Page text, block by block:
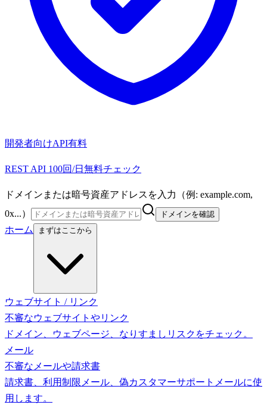
開発者向けAPI有料
REST API 100回/日無料チェック
ドメインまたは暗号資産アドレスを入力（例: example.com,
0x...）
ドメインを確認
ホーム まずはここから
ウェブサイト / リンク
不審なウェブサイトやリンク
ドメイン、ウェブページ、なりすましリスクをチェック。
メール
不審なメールや請求書
請求書、利用制限メール、偽カスタマーサポートメールに使
用します。